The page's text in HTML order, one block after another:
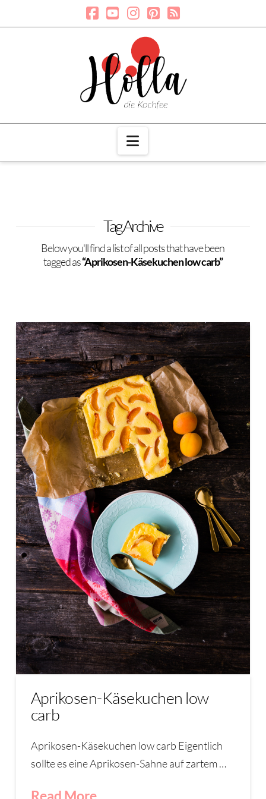
Navigation
Tag Archive
Below you'll find a list of all posts that have been
tagged as“Aprikosen-Käsekuchen low carb”
Aprikosen-Käsekuchen low
carb
Aprikosen-Käsekuchen low carb Eigentlich
sollte es eine Aprikosen-Sahne auf zartem …